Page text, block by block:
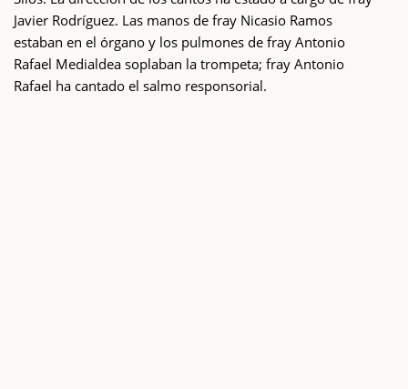
Javier Rodríguez. Las manos de fray Nicasio Ramos
estaban en el órgano y los pulmones de fray Antonio
Rafael Medialdea soplaban la trompeta; fray Antonio
Rafael ha cantado el salmo responsorial.